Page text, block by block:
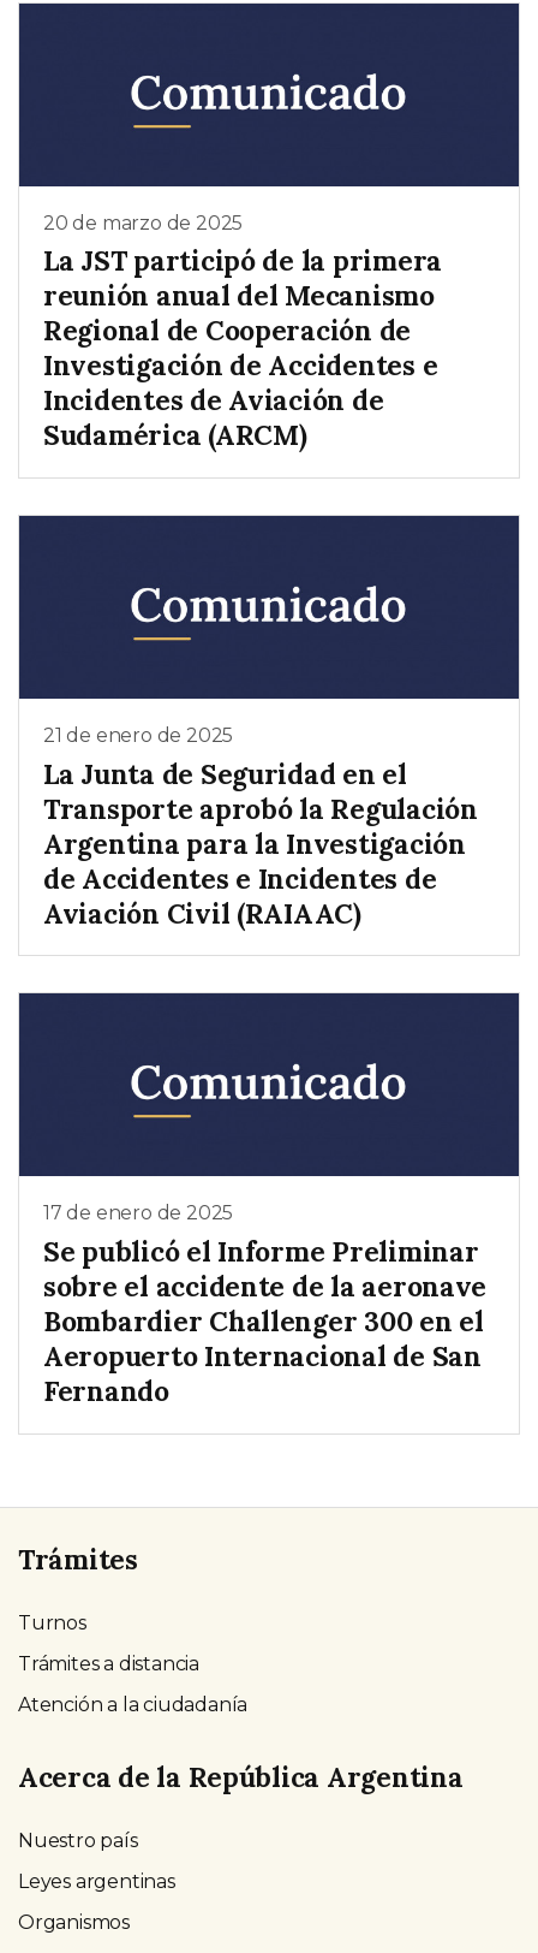
20 de marzo de 2025
La JST participó de la primera
reunión anual del Mecanismo
Regional de Cooperación de
Investigación de Accidentes e
Incidentes de Aviación de
Sudamérica (ARCM)
21 de enero de 2025
La Junta de Seguridad en el
Transporte aprobó la Regulación
Argentina para la Investigación
de Accidentes e Incidentes de
Aviación Civil (RAIAAC)
17 de enero de 2025
Se publicó el Informe Preliminar
sobre el accidente de la aeronave
Bombardier Challenger 300 en el
Aeropuerto Internacional de San
Fernando
Trámites
Turnos
Trámites a distancia
Atención a la ciudadanía
Acerca de la República Argentina
Nuestro país
Leyes argentinas
Organismos